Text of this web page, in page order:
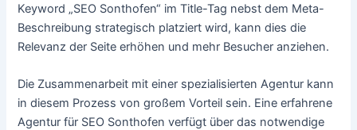
Keyword „SEO Sonthofen“ im Title-Tag nebst dem Meta-
Beschreibung strategisch platziert wird, kann dies die
Relevanz der Seite erhöhen und mehr Besucher anziehen.
Die Zusammenarbeit mit einer spezialisierten Agentur kann
in diesem Prozess von großem Vorteil sein. Eine erfahrene
Agentur für SEO Sonthofen verfügt über das notwendige